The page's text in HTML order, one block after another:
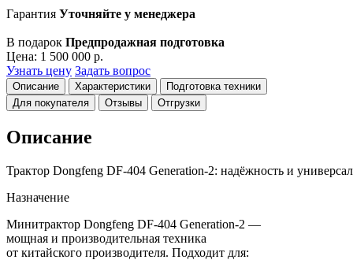
Гарантия Уточняйте у менеджера
В подарок Предпродажная подготовка
Цена: 1 500 000 р.
Узнать цену Задать вопрос
Описание Характеристики
Подготовка техники
Для покупателя
Отзывы Отгрузки
Описание
Трактор Dongfeng DF‑404 Generation‑2: надёжность и
Назначение
Минитрактор Dongfeng DF‑404 Generation‑2 —
мощная и производительная техника
от китайского производителя. Подходит для: